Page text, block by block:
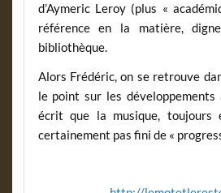
d’Aymeric Leroy (plus «
référence en la matière,
bibliothèque.
Alors Frédéric, on se retrouve
le point sur les
écrit que la musique, toujours
certainement pas fini de «